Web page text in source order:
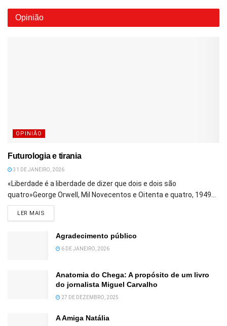
Opinião
OPINIÃO
Futurologia e tirania
31 DE JANEIRO, 2026
«Liberdade é a liberdade de dizer que dois e dois são
quatro»George Orwell, Mil Novecentos e Oitenta e quatro, 1949...
LER MAIS
Agradecimento público
6 DE JANEIRO, 2026
Anatomia do Chega: A propósito de um livro
do jornalista Miguel Carvalho
27 DE DEZEMBRO, 2025
A Amiga Natália